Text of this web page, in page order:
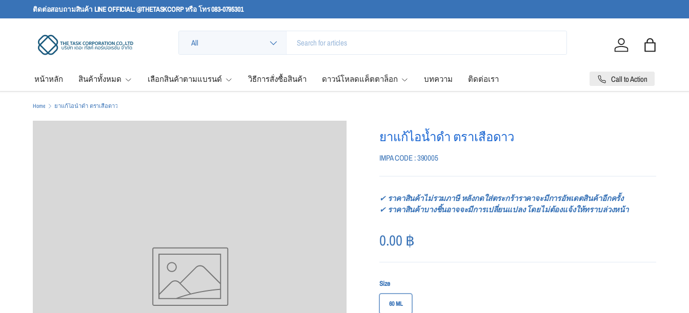
SKIP TO CONTENT
ติดต่อสอบถามสินค้า LINE OFFICIAL: @THETASKCORP หรือ โทร 083-0795301
All
Log in Bag
หน้าหลัก สินค้าทั้งหมด เลือกสินค้าตามแบรนด์ วิธีการสั่งซื้อสินค้า ดาวน์โหลดแค็ตตาล็อก บทความ ติดต่อเรา Call to Action
Home ยาแก้ไอน้ำดำ ตราเสือดาว
ยาแก้ไอน้ำดำ ตราเสือดาว
IMPA CODE : 390005
✔ ราคาสินค้าไม่รวมภาษี หลังกดใส่ตระกร้าราคาจะมีการอัพเดตสินค้าอีกครั้ง
✔ ราคาสินค้าบางชิ้นอาจจะมีการเปลี่ยนแปลง โดยไม่ต้องแจ้งให้ทราบล่วงหน้า
0.00 ฿
Size
60 ML